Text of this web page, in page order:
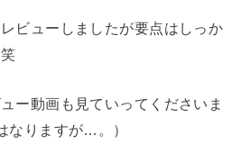
ビューしましたが要点はしっか
ー動画も見ていってくださいま
なりますが…。）